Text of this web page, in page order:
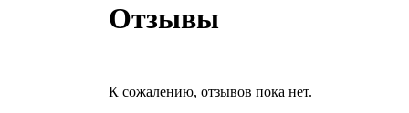
Отзывы
К сожалению, отзывов пока нет.